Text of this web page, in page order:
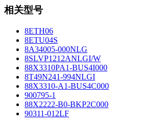
相关型号
8ETH06
8ETU04S
8A34005-000NLG
8SLVP1212ANLGI/W
88X3310PA1-BUS4I000
8T49N241-994NLGI
88X3310-A1-BUS4C000
900795-1
88X2222-B0-BKP2C000
90311-012LF